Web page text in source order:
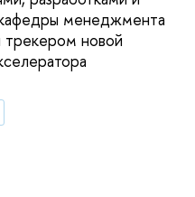
менеджмента
новой